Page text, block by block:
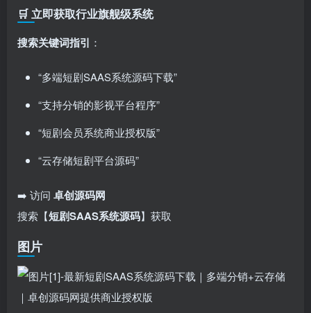
🛒 立即获取行业旗舰级系统
搜索关键词指引 ：
“多端短剧SAAS系统源码下载”
“支持分销的影视平台程序”
“短剧会员系统商业授权版”
“云存储短剧平台源码”
➡️ 访问 ​ 卓创源码网
搜索【短剧SAAS系统源码】获取
图片